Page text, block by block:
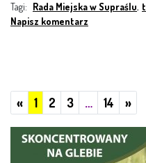
Tagi: Rada Miejska w Supraślu,
Napisz komentarz
«Poprzednie
1 2 3 … 14 »